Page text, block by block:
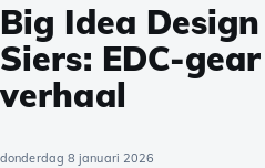
Big Idea
Siers: EDC-
verhaal
donderdag 8 januari 2026